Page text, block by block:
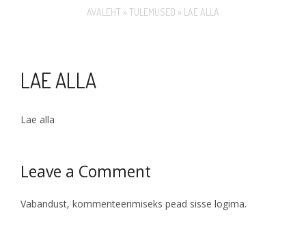
AVALEHT » TULEMUSED » LAE ALLA
LAE ALLA
Lae alla
Leave a Comment
Vabandust, kommenteerimiseks pead sisse logima.